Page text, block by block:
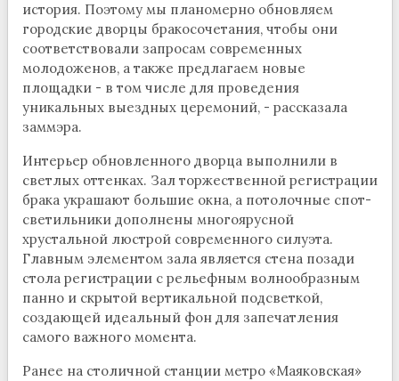
история. Поэтому мы планомерно обновляем
городские дворцы бракосочетания, чтобы они
соответствовали запросам современных
молодоженов, а также предлагаем новые
площадки - в том числе для проведения
уникальных выездных церемоний, - рассказала
заммэра.
Интерьер обновленного дворца выполнили в
светлых оттенках. Зал торжественной регистрации
брака украшают большие окна, а потолочные спот-
светильники дополнены многоярусной
хрустальной люстрой современного силуэта.
Главным элементом зала является стена позади
стола регистрации с рельефным волнообразным
панно и скрытой вертикальной подсветкой,
создающей идеальный фон для запечатления
самого важного момента.
Ранее на столичной станции метро «Маяковская»